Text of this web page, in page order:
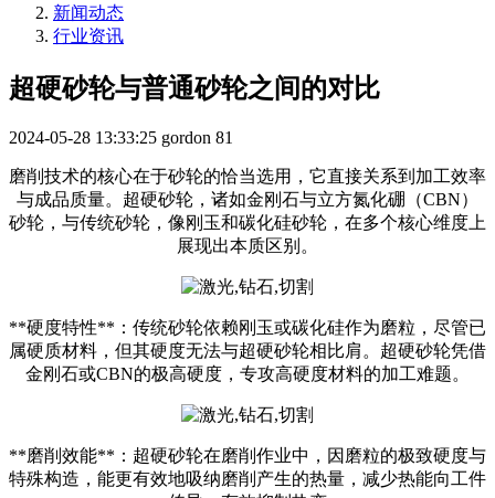
新闻动态
行业资讯
超硬砂轮与普通砂轮之间的对比
2024-05-28 13:33:25 gordon 81
磨削技术的核心在于砂轮的恰当选用，它直接关系到加工效率
与成品质量。超硬砂轮，诸如金刚石与立方氮化硼（CBN）
砂轮，与传统砂轮，像刚玉和碳化硅砂轮，在多个核心维度上
展现出本质区别。
**硬度特性**：传统砂轮依赖刚玉或碳化硅作为磨粒，尽管已
属硬质材料，但其硬度无法与超硬砂轮相比肩。超硬砂轮凭借
金刚石或CBN的极高硬度，专攻高硬度材料的加工难题。
**磨削效能**：超硬砂轮在磨削作业中，因磨粒的极致硬度与
特殊构造，能更有效地吸纳磨削产生的热量，减少热能向工件